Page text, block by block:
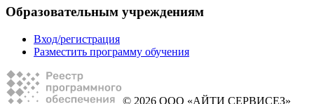
Образовательным учреждениям
Вход/регистрация
Разместить программу обучения
© 2026 ООО «АЙТИ СЕРВИСЕЗ»